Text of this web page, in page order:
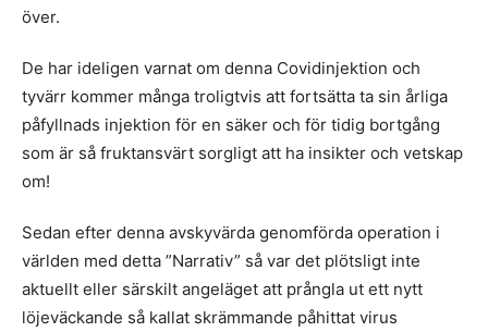
över.
De har ideligen varnat om denna Covidinjektion och
tyvärr kommer många troligtvis att fortsätta ta sin årliga
påfyllnads injektion för en säker och för tidig bortgång
som är så fruktansvärt sorgligt att ha insikter och vetskap
om!
Sedan efter denna avskyvärda genomförda operation i
världen med detta ”Narrativ” så var det plötsligt inte
aktuellt eller särskilt angeläget att prångla ut ett nytt
löjeväckande så kallat skrämmande påhittat virus